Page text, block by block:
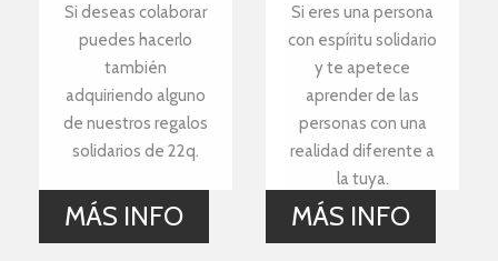
Si deseas colaborar
puedes hacerlo
también
adquiriendo alguno
de nuestros regalos
solidarios de 22q.
MÁS INFO
Si eres una persona
con espíritu solidario
y te apetece
aprender de las
personas con una
realidad diferente a
la tuya.
MÁS INFO